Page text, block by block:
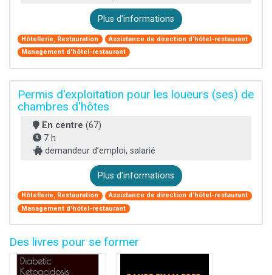
Plus d'informations
Hôtellerie, Restauration
Assistance de direction d'hôtel-restaurant
Management d'hôtel-restaurant
Permis d'exploitation pour les loueurs (ses) de
chambres d'hôtes
En centre (67)
7 h
demandeur d’emploi, salarié
Plus d'informations
Hôtellerie, Restauration
Assistance de direction d'hôtel-restaurant
Management d'hôtel-restaurant
Des livres pour se former